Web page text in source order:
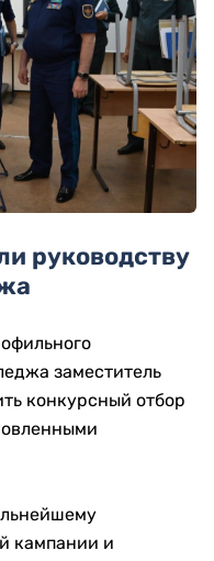
руководству
заместитель
конкурсный отбор
кампании и